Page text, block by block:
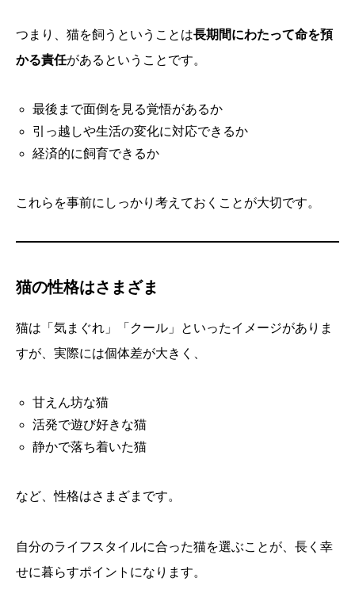
つまり、猫を飼うということは長期間にわたって命を預
かる責任があるということです。
最後まで面倒を見る覚悟があるか
引っ越しや生活の変化に対応できるか
経済的に飼育できるか
これらを事前にしっかり考えておくことが大切です。
猫の性格はさまざま
猫は「気まぐれ」「クール」といったイメージがありま
すが、実際には個体差が大きく、
甘えん坊な猫
活発で遊び好きな猫
静かで落ち着いた猫
など、性格はさまざまです。
自分のライフスタイルに合った猫を選ぶことが、長く幸
せに暮らすポイントになります。